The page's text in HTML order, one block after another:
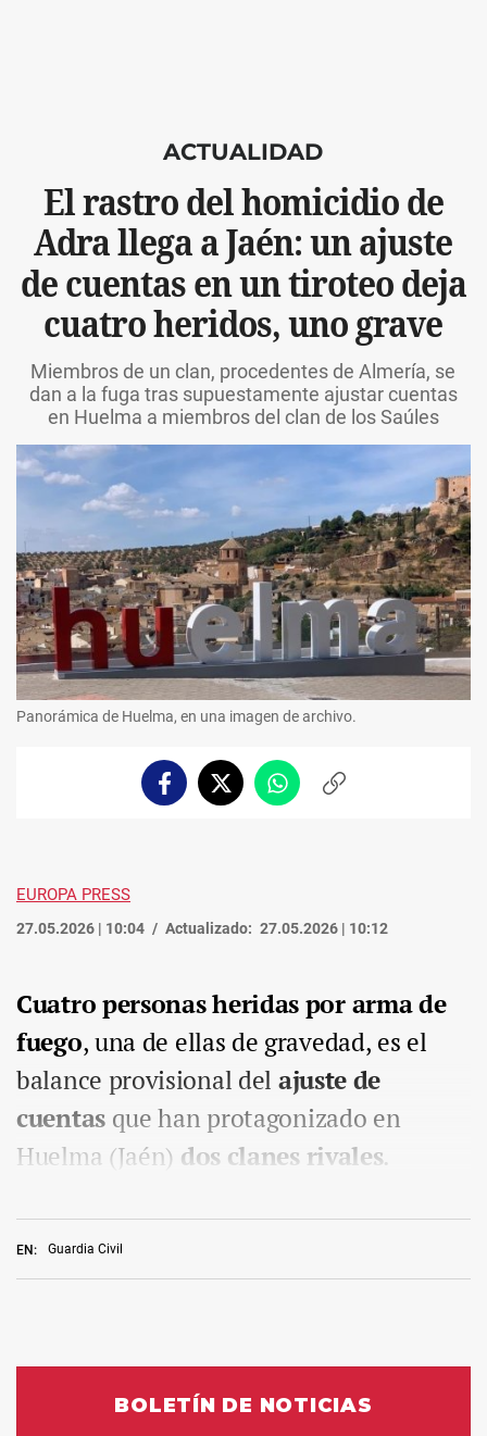
ACTUALIDAD
El rastro del homicidio de
Adra llega a Jaén: un ajuste
de cuentas en un tiroteo deja
cuatro heridos, uno grave
Miembros de un clan, procedentes de Almería, se
dan a la fuga tras supuestamente ajustar cuentas
en Huelma a miembros del clan de los Saúles
Panorámica de Huelma, en una imagen de archivo.
FacebookTwitterWhatsappCopiar
EUROPA PRESS
27.05.2026 | 10:04 Actualizado: 27.05.2026 | 10:12
EN: Guardia Civil
Cuatro personas heridas por arma de
fuego, una de ellas de gravedad, es el
balance provisional del ajuste de
cuentasque han protagonizado en
Huelma (Jaén) dos clanes rivales.